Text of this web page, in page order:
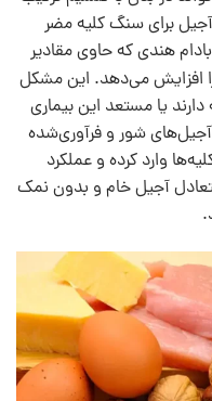
برای سنگ کلیه مضر
هندی که حاوی مقادیر
افزایش می‌دهد. این مشکل
یا مستعد این بیماری
شور و فرآوری‌شده
وارد کرده و عملکرد
آجیل خام و بدون نمک